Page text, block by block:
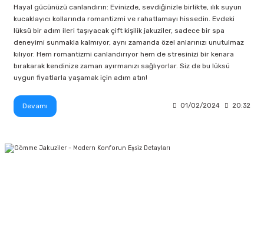
Hayal gücünüzü canlandırın: Evinizde, sevdiğinizle birlikte, ılık suyun
kucaklayıcı kollarında romantizmi ve rahatlamayı hissedin. Evdeki
lüksü bir adım ileri taşıyacak çift kişilik jakuziler, sadece bir spa
deneyimi sunmakla kalmıyor, aynı zamanda özel anlarınızı unutulmaz
kılıyor. Hem romantizmi canlandırıyor hem de stresinizi bir kenara
bırakarak kendinize zaman ayırmanızı sağlıyorlar. Siz de bu lüksü
uygun fiyatlarla yaşamak için adım atın!
Devamı 01/02/2024 20:32